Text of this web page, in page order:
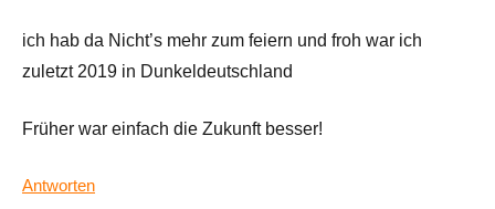
ich hab da Nicht’s mehr zum feiern und froh war ich
zuletzt 2019 in Dunkeldeutschland
Früher war einfach die Zukunft besser!
Antworten